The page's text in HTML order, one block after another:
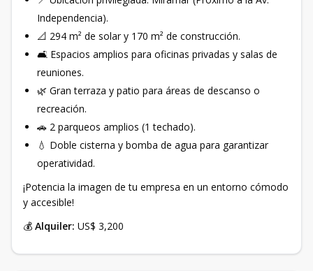
Independencia).
📐 294 m² de solar y 170 m² de construcción.
🛋️ Espacios amplios para oficinas privadas y salas de
reuniones.
🌿 Gran terraza y patio para áreas de descanso o
recreación.
🚗 2 parqueos amplios (1 techado).
💧 Doble cisterna y bomba de agua para garantizar
operatividad.
¡Potencia la imagen de tu empresa en un entorno cómodo
y accesible!
💰 Alquiler: US$ 3,200